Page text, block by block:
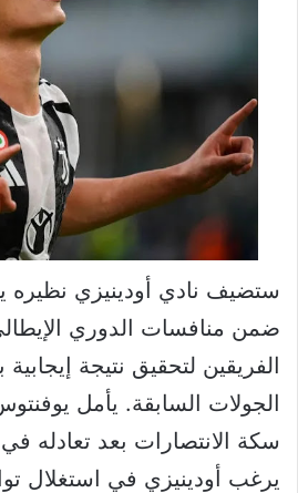
ستضيف نادي أودينيزي نظيره
ضمن منافسات الدوري
الفريقين لتحقيق نتيجة
الجولات السابقة. يأمل
سكة الانتصارات بعد تعادله في
يرغب أودينيزي في استغلال